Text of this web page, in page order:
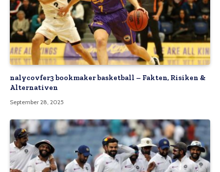
nalycovfer3 bookmaker basketball – Fakten, Risiken &
Alternativen
September 28, 2025